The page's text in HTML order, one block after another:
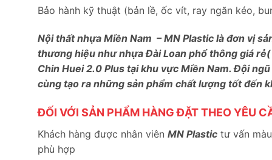
Bảo hành kỹ thuật (bản lề, ốc vít, ray ngăn kéo,
Nội thất nhựa Miền Nam – MN Plastic là đơn vị
thương hiệu như nhựa Đài Loan phổ thông giá
Chin Huei 2.0 Plus tại khu vực Miền Nam. Đội
cùng tạo ra những sản phẩm chất lượng tốt đến
ĐỐI VỚI SẢN PHẨM HÀNG ĐẶT THEO YÊU
Khách hàng được nhân viên MN Plastic tư vấn
phù hợp